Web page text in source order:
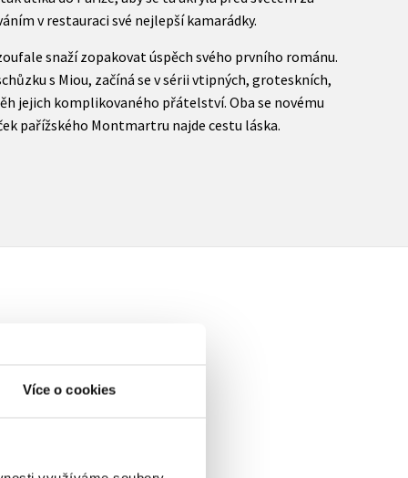
Více o cookies
v restauraci své nejlepší kamarádky.
snaží zopakovat úspěch svého prvního románu.
s Miou, začíná se v sérii vtipných, groteskních,
jejich komplikovaného přátelství. Oba se novému
pařížského Montmartru najde cestu láska.